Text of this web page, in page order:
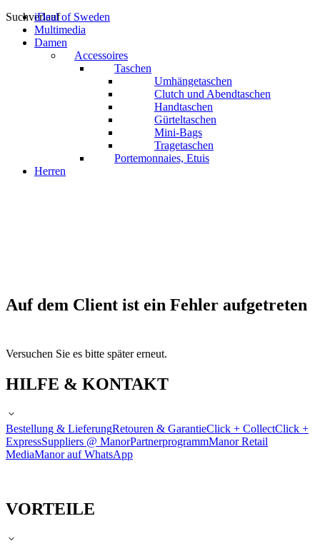
SuchverlaufiDeal of Sweden
Multimedia
Damen
Accessoires
Taschen
Umhängetaschen
Clutch und Abendtaschen
Handtaschen
Gürteltaschen
Mini-Bags
Tragetaschen
Portemonnaies, Etuis
Herren
Auf dem Client ist ein Fehler aufgetreten
Versuchen Sie es bitte später erneut.
HILFE & KONTAKT
Bestellung & LieferungRetouren & GarantieClick + CollectClick +
ExpressSuppliers @ ManorPartnerprogrammManor Retail
MediaManor auf WhatsApp
VORTEILE